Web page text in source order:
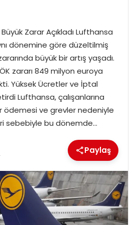
Zarar Açıkladı Lufthansa
dönemine göre düzeltilmiş
büyük bir artış yaşadı.
zararı 849 milyon euroya
Yüksek Ücretler ve İptal
Lufthansa, çalışanlarına
ödemesi ve grevler nedeniyle
sebebiyle bu dönemde…
Paylaş